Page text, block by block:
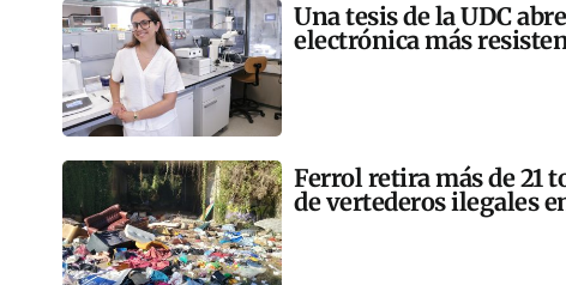
Una tesis de la UDC
electrónica más
Ferrol retira más de 21
de vertederos ilegales